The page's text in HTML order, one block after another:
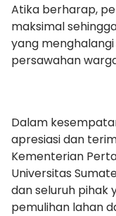
Atika berharap,
maksimal
yang
persawahan
Dalam
apresiasi dan
Kementerian
Universitas
dan seluruh pihak
pemulihan lahan